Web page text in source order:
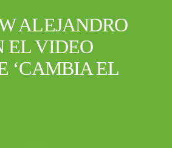
ALEJANDRO
EL VIDEO
‘CAMBIA EL